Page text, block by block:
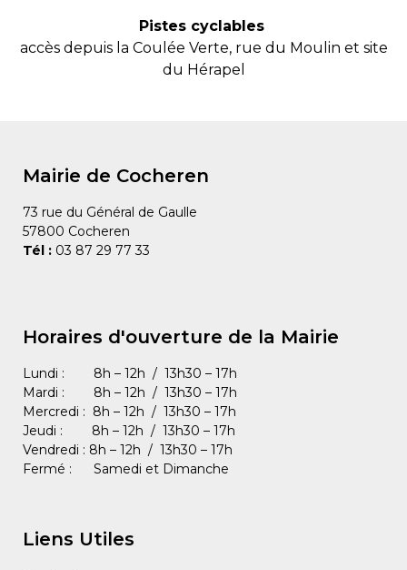
Pistes cyclables
accès depuis la Coulée Verte, rue du Moulin et site
du Hérapel
Mairie de Cocheren
73 rue du Général de Gaulle
57800 Cocheren
Tél : 03 87 29 77 33
Horaires d'ouverture de la Mairie
Lundi : 8h – 12h / 13h30 – 17h
Mardi : 8h – 12h / 13h30 – 17h
Mercredi : 8h – 12h / 13h30 – 17h
Jeudi : 8h – 12h / 13h30 – 17h
Vendredi : 8h – 12h / 13h30 – 17h
Fermé : Samedi et Dimanche
Liens Utiles